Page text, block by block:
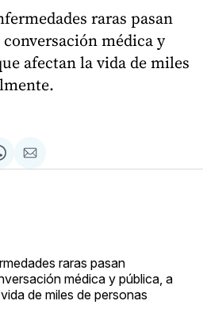
raras pasan
médica y
afectan la vida de miles
Compartir
via
raras pasan
médica y pública, a
de miles de personas